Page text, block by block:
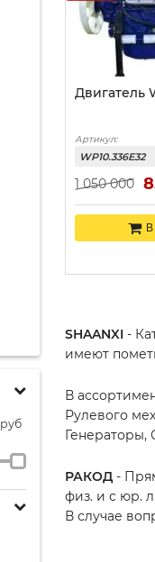
руб
Двигатель
Артикул:
WP10.336E32
1 050 000
SHAANXI -
имеют
В
Рулевого
Генераторы,
РАКОД -
физ. и с юр.
В случае